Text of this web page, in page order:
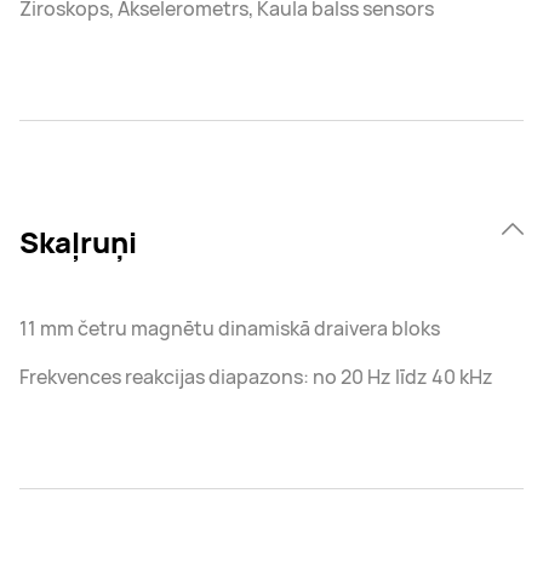
Žiroskops, Akselerometrs, Kaula balss sensors
Skaļruņi
11 mm četru magnētu dinamiskā draivera bloks
Frekvences reakcijas diapazons: no 20 Hz līdz 40 kHz